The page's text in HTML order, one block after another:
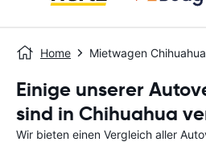
Home Mietwagen Chihuahua
Einige unserer
sind in Chihuahua
Wir bieten einen Vergleich aller